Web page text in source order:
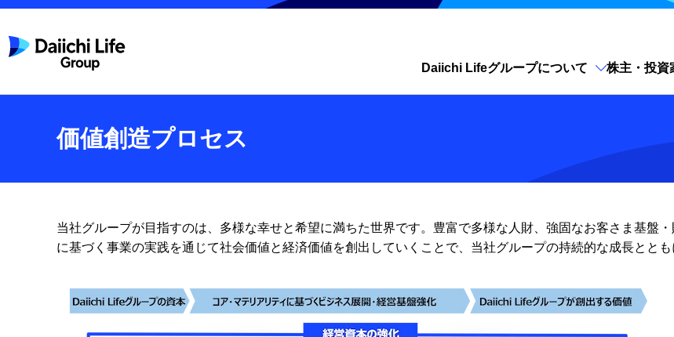
Daiichi Lifeグループについて 株主・投資
サイト内検索を開く
価値創造プロセス
当社グループが目指すのは、多様な幸せと希望に満ちた世界です。豊富で多様な人財、強固なお客さま基盤
に基づく事業の実践を通じて社会価値と経済価値を創出していくことで、当社グループの持続的な成長とと